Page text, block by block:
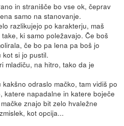
in stranišče bo vse ok, čeprav
samo na stanovanje.
razlikujejo po karakterju, maš
ki samo poležavajo. Če boš
če bo pa lena pa boš jo
kot si jo pustil.
mladiču, na hitro, tako da je
odraslo mačko, tam vidiš po
katere napadalne in katere boječe
znajo bit zelo hvaležne
kot opcija...